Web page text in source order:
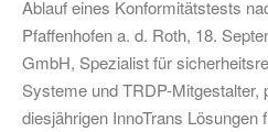
Ablauf eines Konformitätstests
Pfaffenhofen a. d. Roth, 18.
GmbH, Spezialist für
Systeme und TRDP-Mitgestalter,
diesjährigen InnoTrans